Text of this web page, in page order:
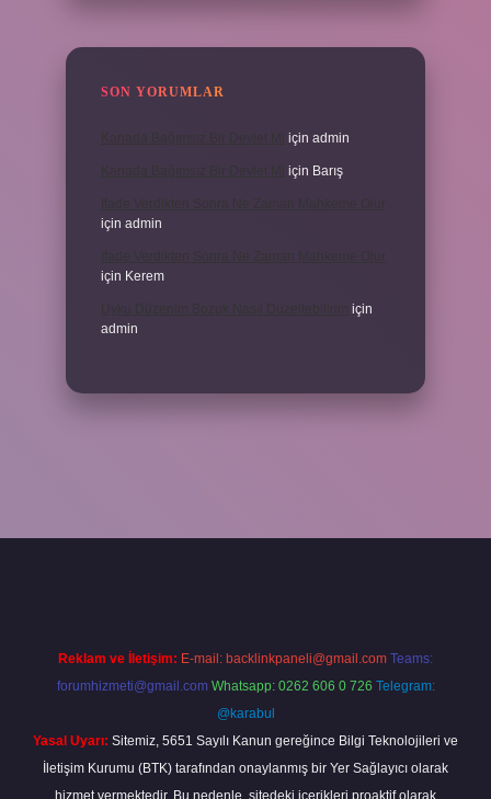
SON YORUMLAR
için admin
için Barış
için admin
için Kerem
için
admin
Reklam ve İletişim: E-mail: backlinkpaneli@gmail.com Teams:
forumhizmeti@gmail.com Whatsapp: 0262 606 0 726 Telegram:
@karabul
Yasal Uyarı: Sitemiz, 5651 Sayılı Kanun gereğince Bilgi Teknolojileri ve
İletişim Kurumu (BTK) tarafından onaylanmış bir Yer Sağlayıcı olarak
hizmet vermektedir. Bu nedenle, sitedeki içerikleri proaktif olarak